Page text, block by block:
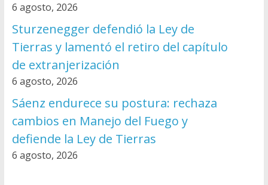
6 agosto, 2026
Sturzenegger defendió la Ley de
Tierras y lamentó el retiro del capítulo
de extranjerización
6 agosto, 2026
Sáenz endurece su postura: rechaza
cambios en Manejo del Fuego y
defiende la Ley de Tierras
6 agosto, 2026